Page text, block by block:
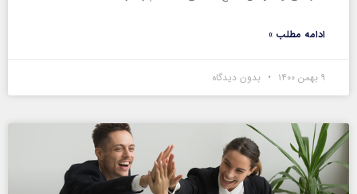
ادامه مطلب »
۹ بهمن ۱۴۰۰ بدون دیدگاه